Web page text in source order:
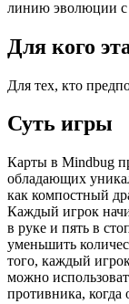
линию эволюции с
Для кого
Для тех, кто
Суть игры
Карты в Mindbug
обладающих
как компостный
Каждый игрок
в руке и пять в
уменьшить
того, каждый
можно
противника,